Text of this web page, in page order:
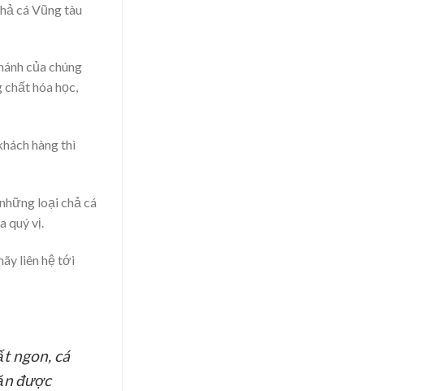
cá Vũng tàu
của chúng
chất hóa học,
hàng thì
loại chả cá
quý vị.
liên hệ tới
ngon, cá
được